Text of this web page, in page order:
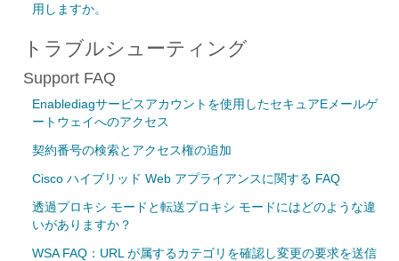
用しますか。
トラブルシューティング
Support FAQ
Enablediagサービスアカウントを使用したセキュアEメールゲ
ートウェイへのアクセス
契約番号の検索とアクセス権の追加
Cisco ハイブリッド Web アプライアンスに関する FAQ
透過プロキシ モードと転送プロキシ モードにはどのような違
いがありますか？
WSA FAQ：URL が属するカテゴリを確認し変更の要求を送信